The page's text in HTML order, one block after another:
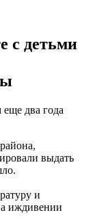
области с
звездопад с 12 по
нельзя делать
9 августа
жара
области во
с детьми
два года
выдать
и
иждивении